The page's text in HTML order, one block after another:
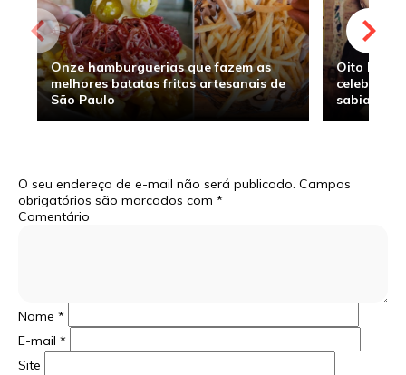
Onze hamburguerias que fazem as
melhores batatas fritas artesanais de
São Paulo
Oito
sabia
O seu endereço de e-mail não será publicado. Campos
obrigatórios são marcados com *
Comentário
Nome *
E-mail *
Site